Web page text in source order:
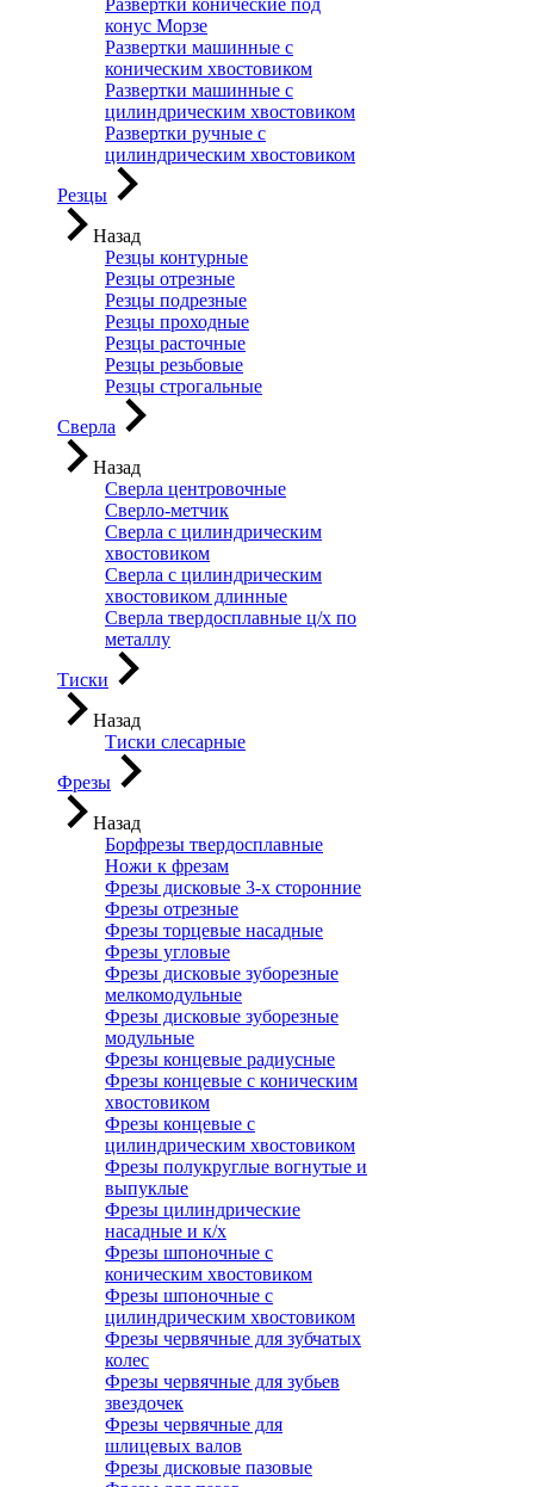
Развертки конические под
конус Морзе
Развертки машинные с
коническим хвостовиком
Развертки машинные с
цилиндрическим хвостовиком
Развертки ручные с
цилиндрическим хвостовиком
Резцы
Назад
Резцы контурные
Резцы отрезные
Резцы подрезные
Резцы проходные
Резцы расточные
Резцы резьбовые
Резцы строгальные
Сверла
Назад
Сверла центровочные
Сверло-метчик
Сверла с цилиндрическим
хвостовиком
Сверла с цилиндрическим
хвостовиком длинные
Сверла твердосплавные ц/х по
металлу
Тиски
Назад
Тиски слесарные
Фрезы
Назад
Борфрезы твердосплавные
Ножи к фрезам
Фрезы дисковые 3-х сторонние
Фрезы отрезные
Фрезы торцевые насадные
Фрезы угловые
Фрезы дисковые зуборезные
мелкомодульные
Фрезы дисковые зуборезные
модульные
Фрезы концевые радиусные
Фрезы концевые с коническим
хвостовиком
Фрезы концевые с
цилиндрическим хвостовиком
Фрезы полукруглые вогнутые и
выпуклые
Фрезы цилиндрические
насадные и к/х
Фрезы шпоночные с
коническим хвостовиком
Фрезы шпоночные с
цилиндрическим хвостовиком
Фрезы червячные для зубчатых
колес
Фрезы червячные для зубьев
звездочек
Фрезы червячные для
шлицевых валов
Фрезы дисковые пазовые